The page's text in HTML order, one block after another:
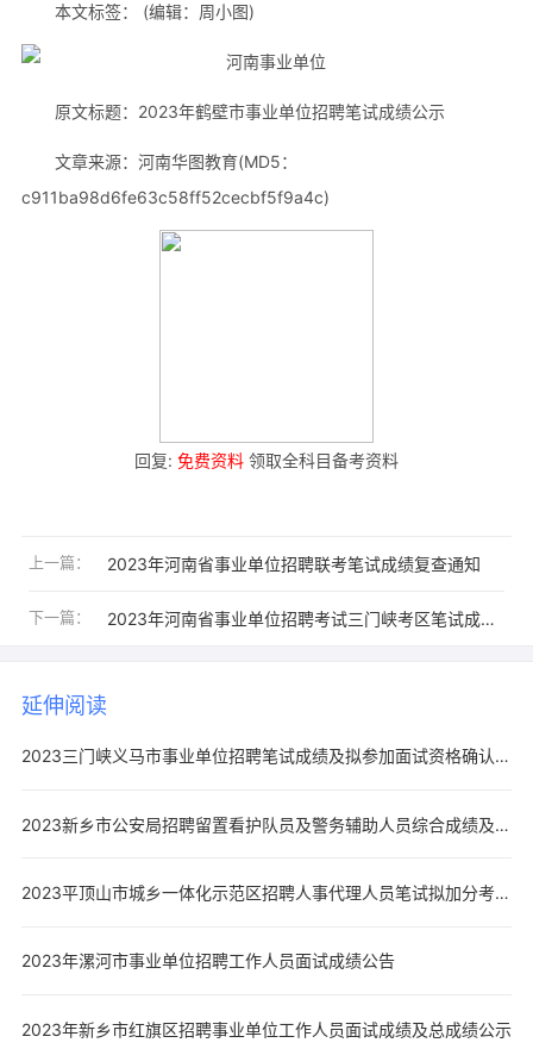
本文标签： (编辑：周小图)
原文标题：2023年鹤壁市事业单位招聘笔试成绩公示
文章来源：河南华图教育(MD5：
c911ba98d6fe63c58ff52cecbf5f9a4c)
回复: 免费资料 领取全科目备考资料
上一篇： 2023年河南省事业单位招聘联考笔试成绩复查通知
下一篇： 2023年河南省事业单位招聘考试三门峡考区笔试成绩查询公告
延伸阅读
2023三门峡义马市事业单位招聘笔试成绩及拟参加面试资格确认人员名单
2023新乡市公安局招聘留置看护队员及警务辅助人员综合成绩及体检工作
2023平顶山市城乡一体化示范区招聘人事代理人员笔试拟加分考生名单公
2023年漯河市事业单位招聘工作人员面试成绩公告
2023年新乡市红旗区招聘事业单位工作人员面试成绩及总成绩公示